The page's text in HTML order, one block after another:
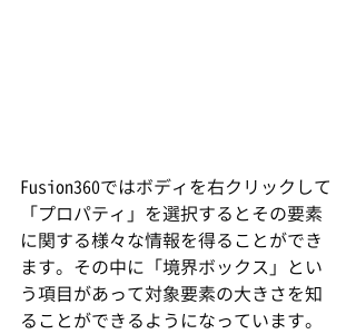
Fusion360ではボディを右クリックして
「プロパティ」を選択するとその要素
に関する様々な情報を得ることができ
ます。その中に「境界ボックス」とい
う項目があって対象要素の大きさを知
ることができるようになっています。